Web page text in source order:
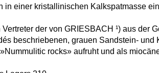
einer kristallinischen Kalkspatmasse
der von GRIESBACH ¹) aus der
beschriebenen, grauen Sandstein- und
rocks» aufruht und als